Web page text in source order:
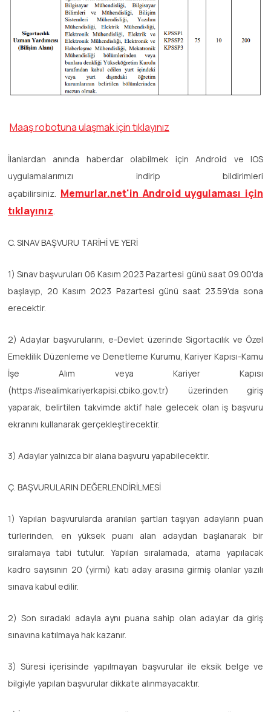
Maaş robotuna ulaşmak için tıklayınız
İlanlardan anında haberdar olabilmek için Android ve IOS
uygulamalarımızı indirip bildirimleri
açabilirsiniz. Memurlar.net'in Android uygulaması için
tıklayınız
C. SINAV BAŞVURU TARİHİ VE YERİ
1) Sınav başvuruları 06 Kasım 2023 Pazartesi günü saat 09.00'da
başlayıp, 20 Kasım 2023 Pazartesi günü saat 23.59'da sona
erecektir.
2) Adaylar başvurularını, e-Devlet üzerinde Sigortacılık ve Özel
Emeklilik Düzenleme ve Denetleme Kurumu, Kariyer Kapısı-Kamu
İşe Alım veya Kariyer Kapısı
(https://isealimkariyerkapisi.cbiko.gov.tr) üzerinden giriş
yaparak, belirtilen takvimde aktif hale gelecek olan iş başvuru
ekranını kullanarak gerçekleştirecektir.
3) Adaylar yalnızca bir alana başvuru yapabilecektir.
Ç. BAŞVURULARIN DEĞERLENDİRİLMESİ
1) Yapılan başvurularda aranılan şartları taşıyan adayların puan
türlerinden, en yüksek puanı alan adaydan başlanarak bir
sıralamaya tabi tutulur. Yapılan sıralamada, atama yapılacak
kadro sayısının 20 (yirmi) katı aday arasına girmiş olanlar yazılı
sınava kabul edilir.
2) Son sıradaki adayla aynı puana sahip olan adaylar da giriş
sınavına katılmaya hak kazanır.
3) Süresi içerisinde yapılmayan başvurular ile eksik belge ve
bilgiyle yapılan başvurular dikkate alınmayacaktır.